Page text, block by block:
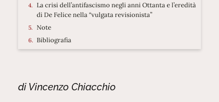
La crisi dell’antifascismo negli anni Ottanta e l’eredità
di De Felice nella “vulgata revisionista”
Note
Bibliografia
di Vincenzo Chiacchio